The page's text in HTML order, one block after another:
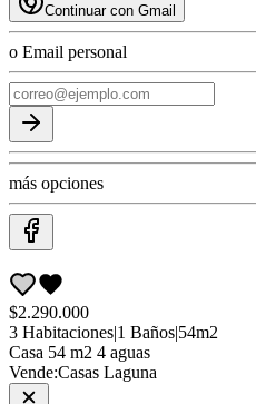
Continuar con Gmail
o Email personal
más opciones
$2.290.000
3 Habitaciones|1 Baños|54m2
Casa 54 m2 4 aguas
Vende:Casas Laguna